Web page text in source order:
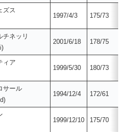
ズス
1997/4/3 175/73
チネッリ
2001/6/18 178/75
ィア
1999/5/30 180/73
サール
1994/12/4 172/61
1999/12/10 175/70